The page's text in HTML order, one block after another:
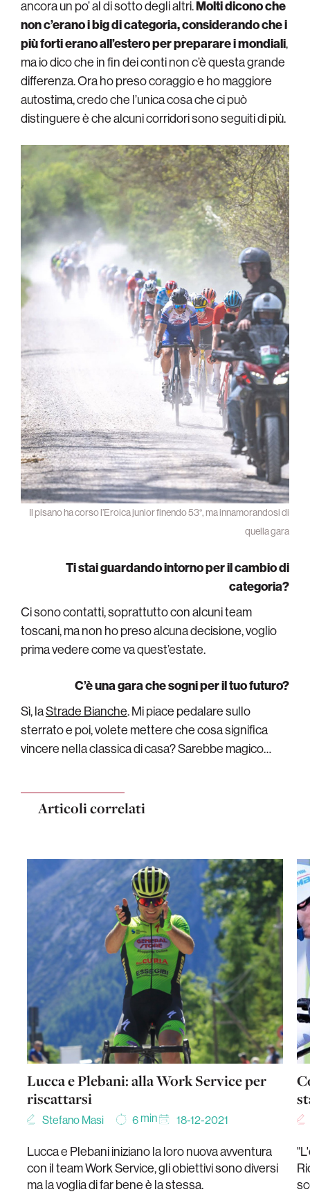
ancora un po’ al di sotto degli altri.Molti dicono che
non c’erano i big di categoria, considerando che i
più forti erano all’estero per preparare i mondiali,
ma io dico che in fin dei conti non c’è questa grande
differenza. Ora ho preso coraggio e ho maggiore
autostima, credo che l’unica cosa che ci può
distinguere è che alcuni corridori sono seguiti di più.
Il pisano ha corso l’Eroica junior finendo 53°, ma innamorandosi di
quella gara
Ti stai guardando intorno per il cambio di
categoria?
Ci sono contatti, soprattutto con alcuni team
toscani, ma non ho preso alcuna decisione, voglio
prima vedere come va quest’estate.
C’è una gara che sogni per il tuo futuro?
Sì, laStrade Bianche. Mi piace pedalare sullo
sterrato e poi, volete mettere che cosa significa
vincere nella classica di casa? Sarebbe magico…
Articoli correlati
Lucca e Plebani: alla Work Service per
riscattarsi
Stefano Masi 6min 18-12-2021
Lucca e Plebani iniziano la loro nuova avventura
con il team Work Service, gli obiettivi sono diversi
ma la voglia di far bene è la stessa.